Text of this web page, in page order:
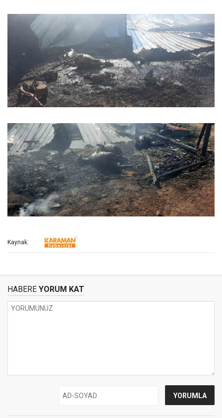
Kaynak:
HABERE YORUM KAT